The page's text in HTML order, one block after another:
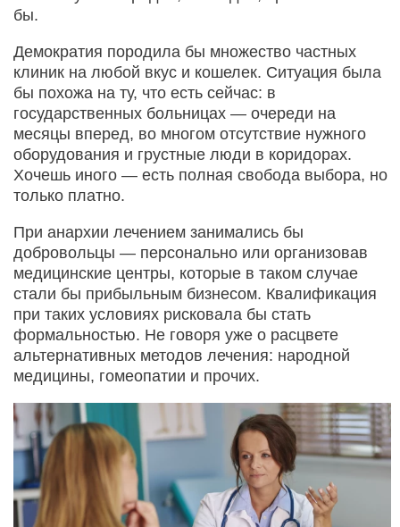
бы.
Демократия породила бы множество частных
клиник на любой вкус и кошелек. Ситуация была
бы похожа на ту, что есть сейчас: в
государственных больницах — очереди на
месяцы вперед, во многом отсутствие нужного
оборудования и грустные люди в коридорах.
Хочешь иного — есть полная свобода выбора, но
только платно.
При анархии лечением занимались бы
добровольцы — персонально или организовав
медицинские центры, которые в таком случае
стали бы прибыльным бизнесом. Квалификация
при таких условиях рисковала бы стать
формальностью. Не говоря уже о расцвете
альтернативных методов лечения: народной
медицины, гомеопатии и прочих.